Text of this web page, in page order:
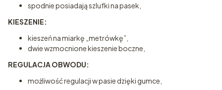
spodnie posiadają szlufki na pasek,
KIESZENIE:
kieszeń na miarkę „metrówkę”,
dwie wzmocnione kieszenie boczne,
REGULACJA OBWODU:
możliwość regulacji w pasie dzięki gumce,